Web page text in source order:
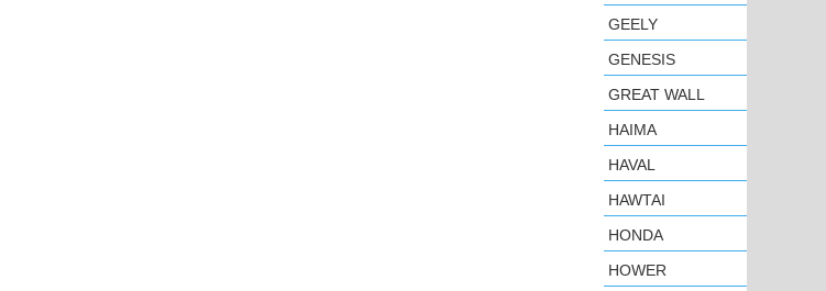
GEELY
GENESIS
GREAT WALL
HAIMA
HAVAL
HAWTAI
HONDA
HOWER